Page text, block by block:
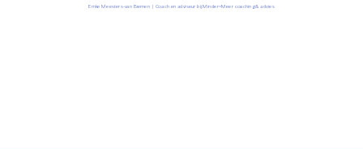
Emke Meesters-van Biemen | Coach en adviseur bij Minder=Meer coaching & advies